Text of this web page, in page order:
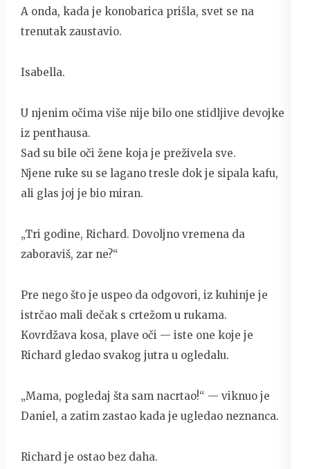
A onda, kada je konobarica prišla, svet se na
trenutak zaustavio.
Isabella.
U njenim očima više nije bilo one stidljive devojke
iz penthausa.
Sad su bile oči žene koja je preživela sve.
Njene ruke su se lagano tresle dok je sipala kafu,
ali glas joj je bio miran.
„Tri godine, Richard. Dovoljno vremena da
zaboraviš, zar ne?“
Pre nego što je uspeo da odgovori, iz kuhinje je
istrčao mali dečak s crtežom u rukama.
Kovrdžava kosa, plave oči — iste one koje je
Richard gledao svakog jutra u ogledalu.
„Mama, pogledaj šta sam nacrtao!“ — viknuo je
Daniel, a zatim zastao kada je ugledao neznanca.
Richard je ostao bez daha.